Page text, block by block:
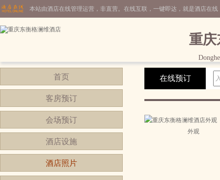
本站由酒店在线管理运营，非直营。在线互联，一键即达，就是酒店在线
重庆
首页
客房预订
会场预订
酒店设施
酒店照片
在线预订
外观